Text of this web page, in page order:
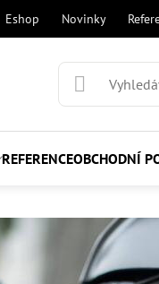
Eshop Novinky
REFERENCEOBCHODNÍ